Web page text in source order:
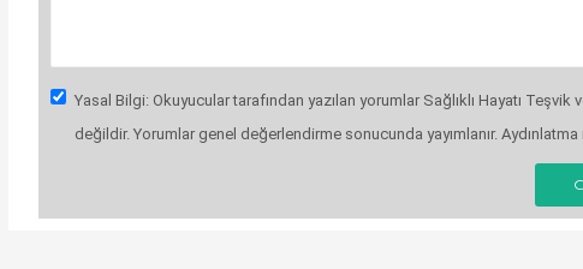
Yasal Bilgi: Okuyucular tarafından yazılan yorumlar Sağlıklı Hayatı
değildir. Yorumlar genel değerlendirme sonucunda yayımlanır.